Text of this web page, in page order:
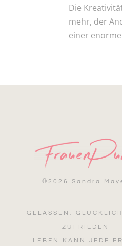
Die
mehr, der
einer
© 2026 Sandra
GELASSEN,
ZUFRIEDEN
LEBEN KANN JEDE